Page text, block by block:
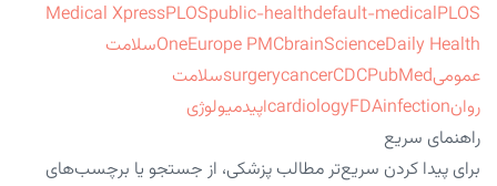
Medical XpressPLOSpublic-healthdefault-medicalPLOS
OneEurope PMCbrainScienceDaily Health
سلامت
عمومی
surgerycancerCDCPubMed
سلامت
روان
cardiologyFDAinfection
اپیدمیولوژی
راهنمای سریع
برای پیدا کردن سریع‌تر مطالب پزشکی، از جستجو یا برچسب‌های